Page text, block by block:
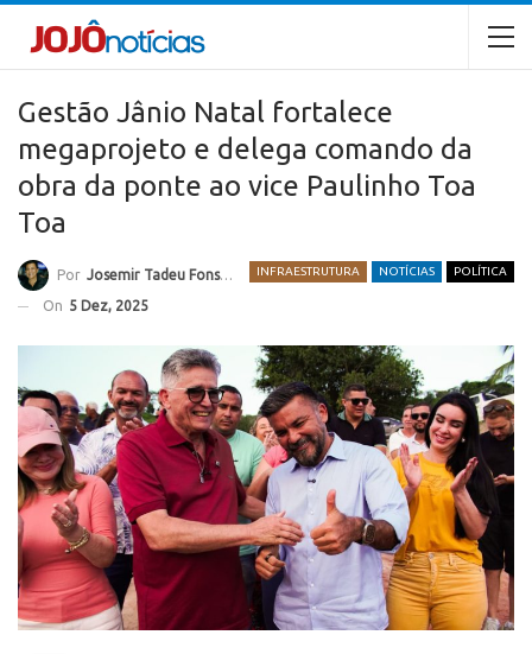
Gestão Jânio Natal fortalece
megaprojeto e delega comando da
obra da ponte ao vice Paulinho Toa
Toa
INFRAESTRUTURA NOTÍCIAS POLÍTICA
Por Josemir Tadeu Fonseca
On 5 Dez, 2025